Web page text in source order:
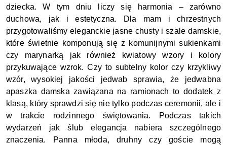
dziecka. W tym dniu liczy się harmonia – zarówno
duchowa, jak i estetyczna. Dla mam i chrzestnych
przygotowaliśmy eleganckie jasne chusty i szale damskie,
które świetnie komponują się z komunijnymi sukienkami
czy marynarką jak również kwiatowy wzory i kolory
przykuwające wzrok. Czy to subtelny kolor czy krzykliwy
wzór, wysokiej jakości jedwab sprawia, że jedwabna
apaszka damska zawiązana na ramionach to dodatek z
klasą, który sprawdzi się nie tylko podczas ceremonii, ale i
w trakcie rodzinnego świętowania. Podczas takich
wydarzeń jak ślub elegancja nabiera szczególnego
znaczenia. Panna młoda, druhny czy goście mogą